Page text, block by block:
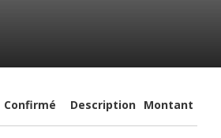
Confirmé Description Montant